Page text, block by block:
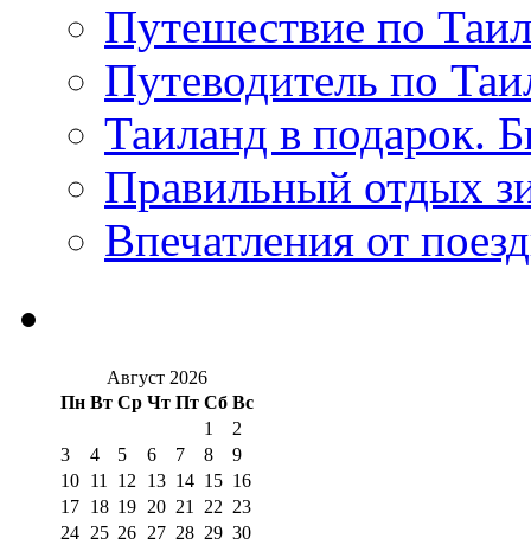
Путешествие по
Путеводитель по
Таиланд в подарок.
Правильный отдых
Впечатления от
Август 2026
Пн Вт Ср Чт Пт Сб Вс
1
2
3
4 5 6 7 8
9
10 11 12 13 14 15 16
17 18 19 20 21 22 23
24 25 26 27 28 29 30